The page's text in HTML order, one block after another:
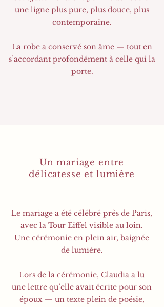
une ligne plus pure, plus douce, plus
contemporaine.
La robe a conservé son âme — tout en
s’accordant profondément à celle qui la
porte.
Un mariage entre
délicatesse et lumière
Le mariage a été célébré près de Paris,
avec la Tour Eiffel visible au loin.
Une cérémonie en plein air, baignée
de lumière.
Lors de la cérémonie, Claudia a lu
une lettre qu’elle avait écrite pour son
époux — un texte plein de poésie,